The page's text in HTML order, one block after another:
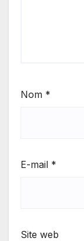
Nom *
E-mail *
Site web